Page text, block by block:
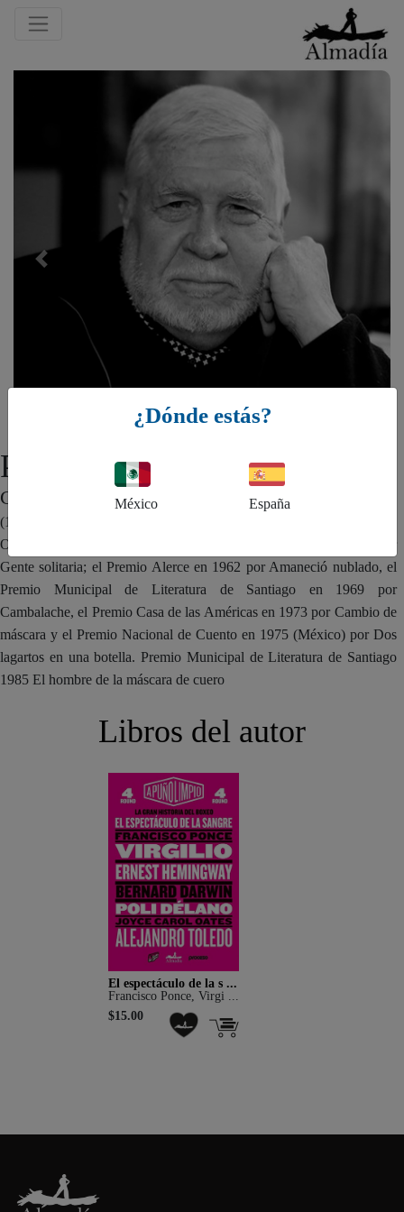
Previous
Poli Délano
CHILE
(1936-2017). Fue un escritor y editor que escribió novela y cuento.
Obtuvo Premio Municipal de Literatura de Santiago en 1961 por
Gente solitaria; el Premio Alerce en 1962 por Amaneció nublado, el
Premio Municipal de Literatura de Santiago en 1969 por
Cambalache, el Premio Casa de las Américas en 1973 por Cambio de
máscara y el Premio Nacional de Cuento en 1975 (México) por Dos
lagartos en una botella. Premio Municipal de Literatura de Santiago
1985 El hombre de la máscara de cuero
Libros del autor
El espectáculo de la s ...
Francisco Ponce, Virgi ...
$15.00
¿Dónde estás?
México España